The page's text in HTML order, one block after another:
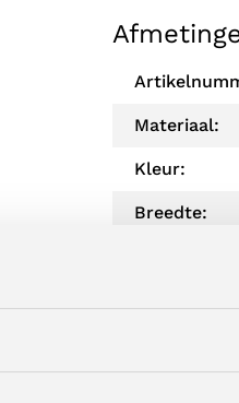
Materiaal:
Kleur:
Breedte: